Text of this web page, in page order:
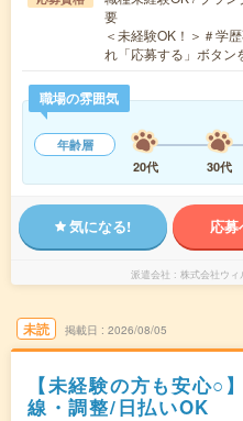
要
＜未経験OK！＞＃学
れ「応募する」ボタ
職場の雰囲気
年齢層
20代
30代
気になる! 応
派遣会社 株式会社ウ
未読 掲載日 2026/08/05
【未経験の方も安心○
線・調整/日払いOK